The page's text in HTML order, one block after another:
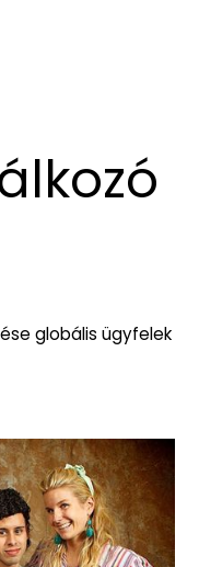
globális ügyfelek